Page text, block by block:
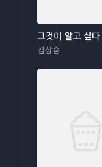
그것이 알고 싶다
김상중